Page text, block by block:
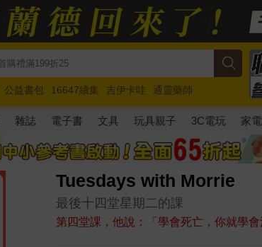
公益書包 16647續集 吉伊卡哇
通靈藥師
馬斯克 玩具總動員5 超慢跑
雜誌 電子書 文具 玩具親子 3C電玩 家電
Tuesdays with Morrie
最後十四堂星期二的課
第四堂課，他說：「學會死亡，你就學